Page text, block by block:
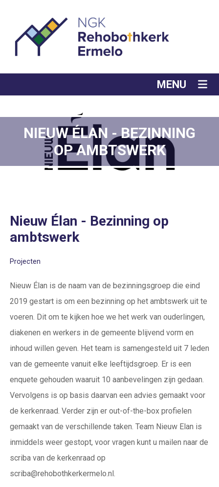
MENU
NIEUW ÉLAN - BEZINNING
OP AMBTSWERK
Nieuw Élan - Bezinning op
ambtswerk
Projecten
Nieuw Élan is de naam van de bezinningsgroep die eind
2019 gestart is om een bezinning op het ambtswerk uit te
voeren. Dit om te kijken hoe we het werk van ouderlingen,
diakenen en werkers in de gemeente blijvend vorm en
inhoud willen geven. Het team is samengesteld uit 7 leden
van de gemeente vanuit elke leeftijdsgroep. Er is een
enquete gehouden waaruit 10 aanbevelingen zijn gedaan.
Vervolgens is op basis daarvan een advies gemaakt voor
de kerkenraad. Verder zijn er out-of-the-box profielen
gemaakt van de verschillende taken. Team Nieuw Elan is
inmiddels weer gestopt, voor vragen kunt u mailen naar de
scriba van de kerkenraad op
scriba@rehobothkerkermelo.nl.